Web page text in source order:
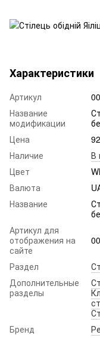
Характеристики
Артикул
Название
модификации
Цена
Наличие
В
Цвет
Валюта
Название
Артикул для
отображения на
сайте
Раздел
Дополнительные
разделы
Бренд